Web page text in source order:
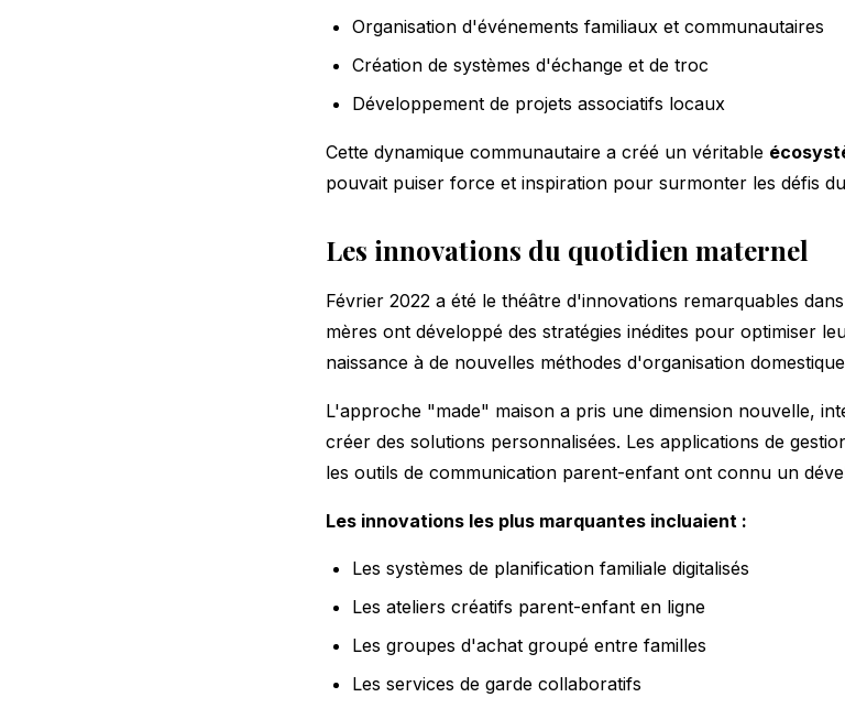
Organisation d'événements familiaux et communautaires
Création de systèmes d'échange et de troc
Développement de projets associatifs locaux
Cette dynamique communautaire a créé un véritable
pouvait puiser force et inspiration pour surmonter les défis
Les innovations du quotidien maternel
Février 2022 a été le théâtre d'innovations remarquables
mères ont développé des stratégies inédites pour optimiser
naissance à de nouvelles méthodes d'organisation
L'approche "made" maison a pris une dimension nouvelle,
créer des solutions personnalisées. Les applications de
les outils de communication parent-enfant ont connu un
Les innovations les plus marquantes incluaient :
Les systèmes de planification familiale digitalisés
Les ateliers créatifs parent-enfant en ligne
Les groupes d'achat groupé entre familles
Les services de garde collaboratifs